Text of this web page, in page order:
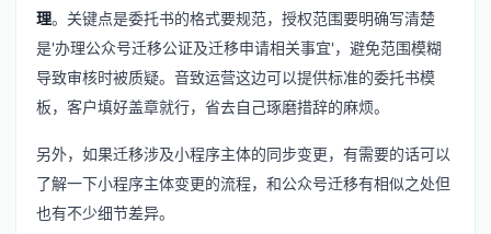
理。关键点是委托书的格式要规范，授权范围要明确写清楚
是'办理公众号迁移公证及迁移申请相关事宜'，避免范围模糊
导致审核时被质疑。音致运营这边可以提供标准的委托书模
板，客户填好盖章就行，省去自己琢磨措辞的麻烦。
另外，如果迁移涉及小程序主体的同步变更，有需要的话可以
了解一下小程序主体变更的流程，和公众号迁移有相似之处但
也有不少细节差异。